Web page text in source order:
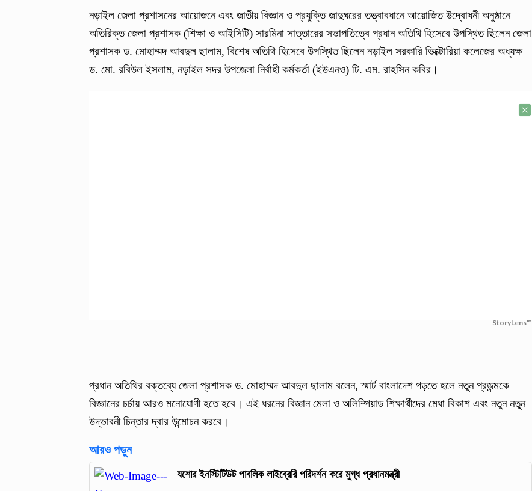
নড়াইল জেলা প্রশাসনের আয়োজনে এবং জাতীয় বিজ্ঞান ও প্রযুক্তি জাদুঘরের তত্ত্বাবধানে আয়োজিত উদ্বোধনী অনুষ্ঠানে
অতিরিক্ত জেলা প্রশাসক (শিক্ষা ও আইসিটি) সারমিনা সাত্তারের সভাপতিত্বে প্রধান অতিথি হিসেবে উপস্থিত ছিলেন জেলা
প্রশাসক ড. মোহাম্মদ আবদুল ছালাম, বিশেষ অতিথি হিসেবে উপস্থিত ছিলেন নড়াইল সরকারি ভিক্টোরিয়া কলেজের অধ্যক্ষ
ড. মো. রবিউল ইসলাম, নড়াইল সদর উপজেলা নির্বাহী কর্মকর্তা (ইউএনও) টি. এম. রাহসিন কবির।
StoryLens™
প্রধান অতিথির বক্তব্যে জেলা প্রশাসক ড. মোহাম্মদ আবদুল ছালাম বলেন, স্মার্ট বাংলাদেশ গড়তে হলে নতুন প্রজন্মকে
বিজ্ঞানের চর্চায় আরও মনোযোগী হতে হবে। এই ধরনের বিজ্ঞান মেলা ও অলিম্পিয়াড শিক্ষার্থীদের মেধা বিকাশ এবং নতুন নতুন
উদ্ভাবনী চিন্তার দ্বার উন্মোচন করবে।
আরও পড়ুন
যশোর ইনস্টিটিউট পাবলিক লাইব্রেরি পরিদর্শন করে মুগ্ধ প্রধানমন্ত্রী